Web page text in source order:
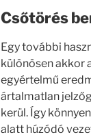
Csőtörés
Egy további
különösen akkor
egyértelmű
ártalmatlan
kerül. Így
alatt húzódó